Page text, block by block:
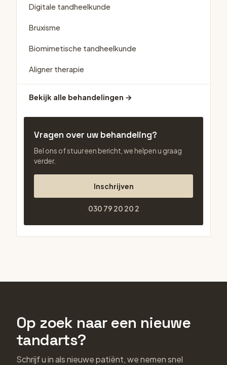
Digitale tandheelkunde
Bruxisme
Biomimetische tandheelkunde
Aligner therapie
Bekijk alle behandelingen →
Vragen over uw behandeling?
Bel ons of stuur een bericht, we helpen u graag
verder.
Inschrijven
030 79 20 20 2
Op zoek naar een nieuwe
tandarts?
Schrijf u in als nieuwe patiënt, we nemen snel